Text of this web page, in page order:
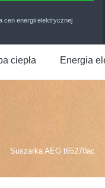
cen energii elektrycznej
ciepła Energia
Suszarka AEG t65270ac